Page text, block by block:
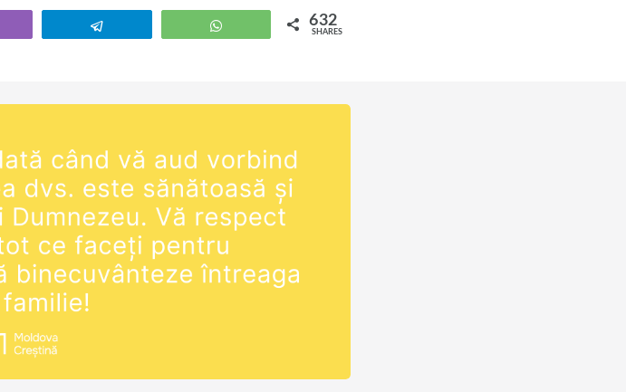
la biserica ”Vocea
adevărului” din orașul
problemelor tehnice, a…
WhatsApp 632
SHARES